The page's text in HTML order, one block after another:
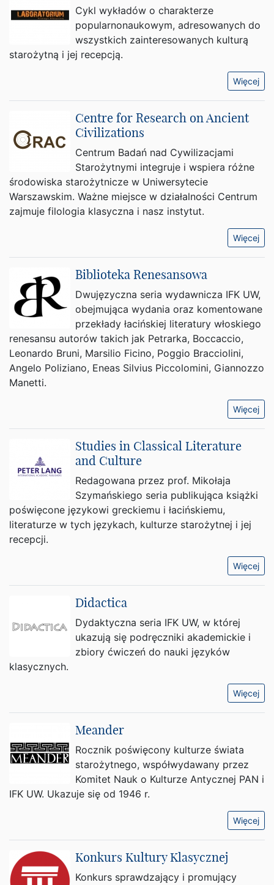
Cykl wykładów o charakterze
popularnonaukowym, adresowanych do
wszystkich zainteresowanych kulturą
starożytną i jej recepcją.
Więcej
Centre for Research on Ancient
Civilizations
Centrum Badań nad Cywilizacjami
Starożytnymi integruje i wspiera różne
środowiska starożytnicze w Uniwersytecie
Warszawskim. Ważne miejsce w działalności Centrum
zajmuje filologia klasyczna i nasz instytut.
Więcej
Biblioteka Renesansowa
Dwujęzyczna seria wydawnicza IFK UW,
obejmująca wydania oraz komentowane
przekłady łacińskiej literatury włoskiego
renesansu autorów takich jak Petrarka, Boccaccio,
Leonardo Bruni, Marsilio Ficino, Poggio Bracciolini,
Angelo Poliziano, Eneas Silvius Piccolomini, Giannozzo
Manetti.
Więcej
Studies in Classical Literature
and Culture
Redagowana przez prof. Mikołaja
Szymańskiego seria publikująca książki
poświęcone językowi greckiemu i łacińskiemu,
literaturze w tych językach, kulturze starożytnej i jej
recepcji.
Więcej
Didactica
Dydaktyczna seria IFK UW, w której
ukazują się podręczniki akademickie i
zbiory ćwiczeń do nauki języków
klasycznych.
Więcej
Meander
Rocznik poświęcony kulturze świata
starożytnego, współwydawany przez
Komitet Nauk o Kulturze Antycznej PAN i
IFK UW. Ukazuje się od 1946 r.
Więcej
Konkurs Kultury Klasycznej
Konkurs sprawdzający i promujący